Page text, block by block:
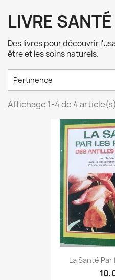
LIVRE SANTÉ
Des livres pour découvrir
être et les soins naturels.
Pertinence
Affichage 1-4 de 4 article(s)
La Santé